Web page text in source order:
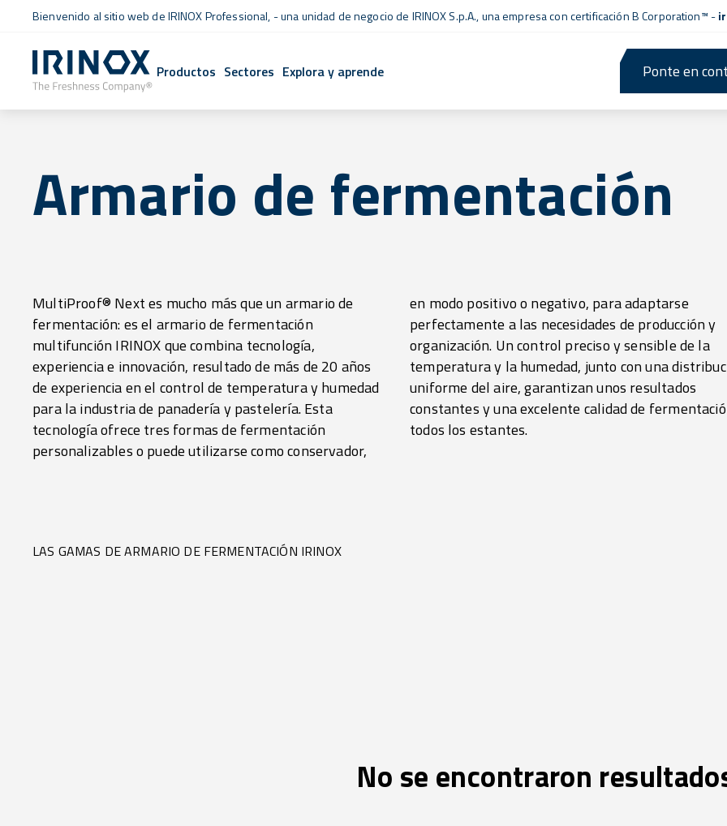
Bienvenido al sitio web de IRINOX Professional, - una unidad de negocio de IRINOX S.p.A., una empresa concertificación B Corporation™ -
Productos Sectores Explora y aprende Ponte en
Armario de fermentación
MultiProof® Next es mucho más que un armario de
fermentación: es el armario de fermentación
multifunción IRINOX que combina tecnología,
experiencia e innovación, resultado de más de 20 años
de experiencia en el control de temperatura y humedad
para la industria de panadería y pastelería. Esta
tecnología ofrece tres formas de fermentación
personalizables o puede utilizarse como conservador,
en modo positivo o negativo, para adaptarse
perfectamente a las necesidades de producción y
organización. Un control preciso y sensible de la
temperatura y la humedad, junto con una distribución
uniforme del aire, garantizan unos resultados
constantes y una excelente calidad de fermentación en
todos los estantes.
LAS GAMAS DE ARMARIO DE FERMENTACIÓN IRINOX
No se encontraron